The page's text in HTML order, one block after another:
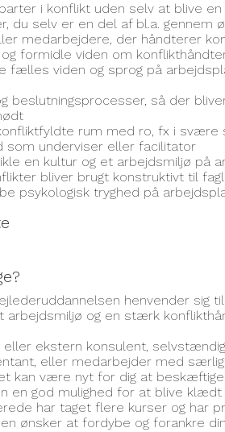
i konflikt uden selv at blive
du selv er en del af bl.a. gennem
medarbejdere, der håndterer
formidle viden om
fælles viden og sprog på
beslutningsprocesser, så der
rum med ro, fx i svære
som underviser eller facilitator
en kultur og et arbejdsmiljø på
bliver brugt konstruktivt til
psykologisk tryghed på
henvender sig
arbejdsmiljø og en stærk
eller ekstern konsulent,
eller medarbejder med
kan være nyt for dig at
en god mulighed for at blive
har taget flere kurser og har
ønsker at fordybe og forankre